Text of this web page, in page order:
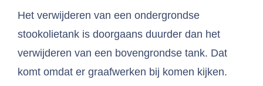
Het verwijderen van een ondergrondse
stookolietank is doorgaans duurder dan het
verwijderen van een bovengrondse tank. Dat
komt omdat er graafwerken bij komen kijken.